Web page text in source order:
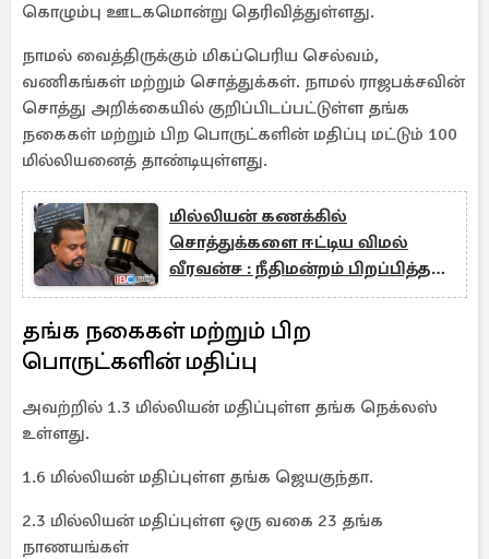
கொழும்பு ஊடகமொன்று தெரிவித்துள்ளது.
நாமல் வைத்திருக்கும் மிகப்பெரிய செல்வம்,
வணிகங்கள் மற்றும் சொத்துக்கள். நாமல் ராஜபக்சவின்
சொத்து அறிக்கையில் குறிப்பிடப்பட்டுள்ள தங்க
நகைகள் மற்றும் பிற பொருட்களின் மதிப்பு மட்டும் 100
மில்லியனைத் தாண்டியுள்ளது.
மில்லியன் கணக்கில்
சொத்துக்களை ஈட்டிய விமல்
வீரவன்ச : நீதிமன்றம் பிறப்பித்த
உத்தரவு
தங்க நகைகள் மற்றும் பிற
பொருட்களின் மதிப்பு
அவற்றில் 1.3 மில்லியன் மதிப்புள்ள தங்க நெக்லஸ்
உள்ளது.
1.6 மில்லியன் மதிப்புள்ள தங்க ஜெயகுந்தா.
2.3 மில்லியன் மதிப்புள்ள ஒரு வகை 23 தங்க
நாணயங்கள்